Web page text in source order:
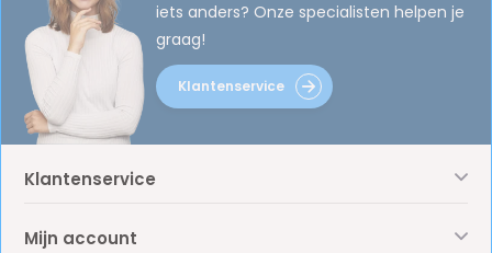
iets anders? Onze specialisten helpen je
graag!
Klantenservice
Klantenservice
Mijn account